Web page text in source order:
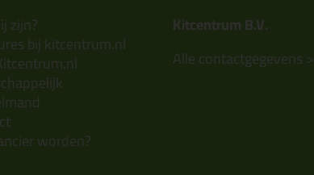
zijn?
bij kitcentrum.nl
worden?
Kitcentrum B.V.
Alle contactgegevens >